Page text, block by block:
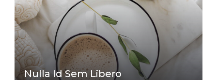
Nulla Id Sem Libero